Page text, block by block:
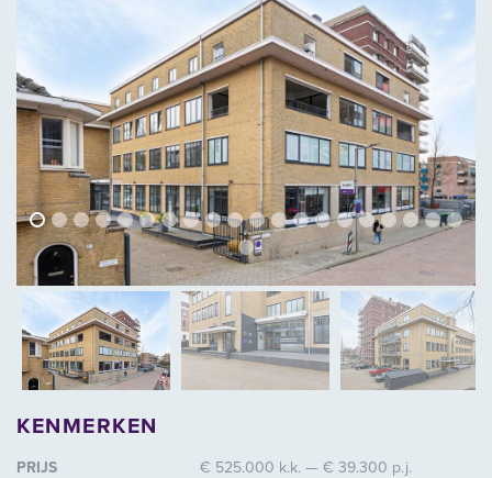
vorige
vorige
KENMERKEN
PRIJS
€ 525.000 k.k. — € 39.300 p.j.